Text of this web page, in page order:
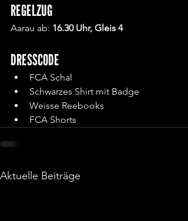
REGELZUG
Aarau ab: 16.30 Uhr, Gleis 4
DRESSCODE
FCA Schal
Schwarzes Shirt mit Badge
Weisse Reebooks
FCA Shorts
Aktuelle Beiträge